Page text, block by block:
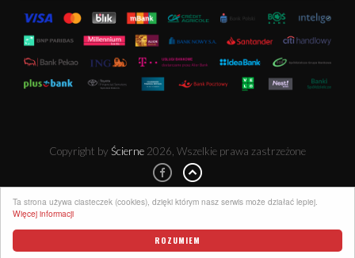
ROZUMIEM
Ta strona używa ciasteczek (cookies), dzięki którym nasz serwis może działać lepiej.
Więcej informacji
Copyright by Ścierne 2026, Wszelkie prawa zastrzeżone